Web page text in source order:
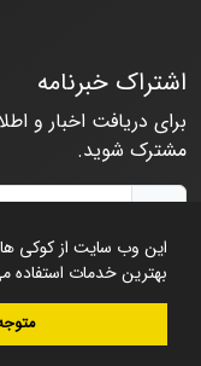
این وب سایت از کوکی ها
بهترین خدمات استفاده
اشتراک خبرنامه
برای دریافت اخبار و
مشترک شوید.
© سامانه مدیریت